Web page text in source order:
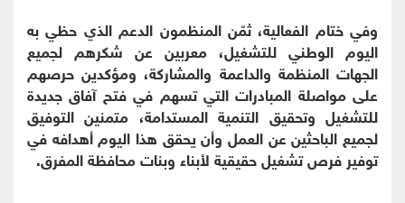
وفي ختام الفعالية، ثمّن المنظمون الدعم الذي حظي به
اليوم الوطني للتشغيل، معربين عن شكرهم لجميع
الجهات المنظمة والداعمة والمشاركة، ومؤكدين حرصهم
على مواصلة المبادرات التي تسهم في فتح آفاق جديدة
للتشغيل وتحقيق التنمية المستدامة، متمنين التوفيق
لجميع الباحثين عن العمل وأن يحقق هذا اليوم أهدافه في
توفير فرص تشغيل حقيقية لأبناء وبنات محافظة المفرق.